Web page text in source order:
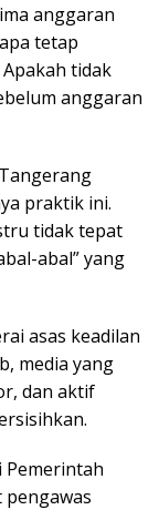
anggaran
tetap
tidak
anggaran
praktik ini.
tidak tepat
abal” yang
asas keadilan
media yang
dan aktif
Pemerintah
pengawas